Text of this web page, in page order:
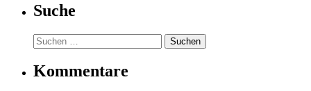
Suche
Suchen
nach:
Kommentare